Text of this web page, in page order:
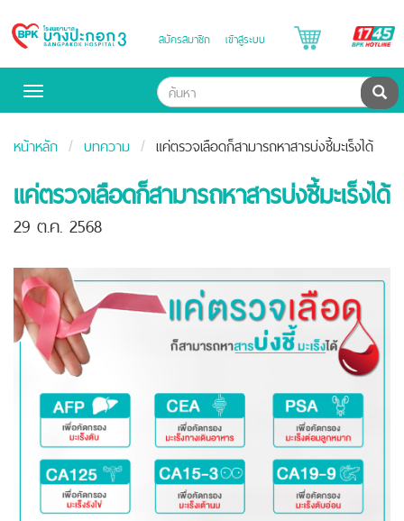
Bangpakok
สมัครสมาชิก เข้าสู่ระบบ
Toggle
ค้น
หน้าหลัก บทความ แค่ตรวจเลือดก็สามารถหาสารบ่งชี้มะเร็งได้
แค่ตรวจเลือดก็สามารถหาสารบ่งชี้มะเร็งได้
29 ต.ค. 2568